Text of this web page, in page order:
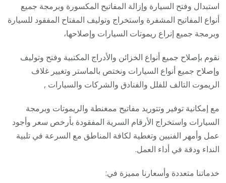
استبدال وفتح السيارة وإزالة المفاتيح المكسورة وبرمجة جميع
أنواع المفاتيح المشفرة واستخراج وتوليف المفتاح المفقود للسيارة
وبرمجة جميع إنراع ريموتات السيارات وإصلاحها،
نقوم بإصلاح جميع أنواع الخزائن والأدراج المكتبية وفتح وتوليف
وإصلاح جميع أنواع السيارات ونختص بالماستر وتغيير غلاف
الريموت التالف للفلل والفنادق والشركات والسيارات ,
مع إمكانية توفير وتتوريد مفاتيح ممغنطة والريموتات وبرمجة
السيارات واستخراج الأرقام السرية المفقودة بأرخص سعر وأجود
عمل وأمهر الفنيين وتغطية لكافة المناطق مع السرعة في تلبية
النداء ودقة في أداء العمل.
خدماتنا متعددة وأسعارنا مميزة في: